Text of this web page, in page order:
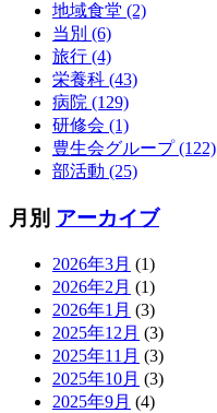
地域食堂 (2)
当別 (6)
旅行 (4)
栄養科 (43)
病院 (129)
研修会 (1)
豊生会グループ (122)
部活動 (25)
月別 アーカイブ
2026年3月 (1)
2026年2月 (1)
2026年1月 (3)
2025年12月 (3)
2025年11月 (3)
2025年10月 (3)
2025年9月 (4)